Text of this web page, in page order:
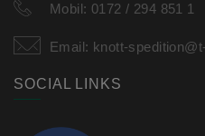
Mobil: 0172 / 294 851 1
Email: knott-
SOCIAL LINKS